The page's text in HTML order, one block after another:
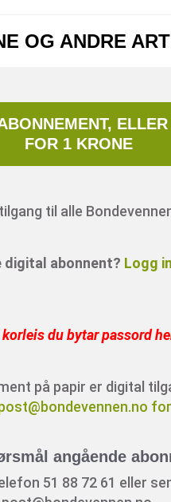
OG ANDRE
FOR 1 KRONE
til alle
digital abonnent? Logg
korleis du bytar passord
på papir er digital
angående
51 88 72 61 eller